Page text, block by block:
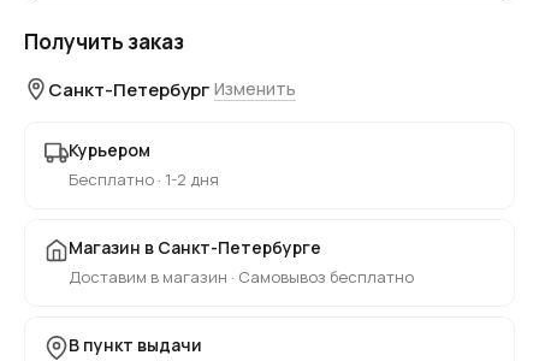
Получить заказ
Санкт-Петербург Изменить
Курьером
Бесплатно · 1-2 дня
Магазин в Санкт-Петербурге
Доставим в магазин · Самовывоз бесплатно
В пункт выдачи